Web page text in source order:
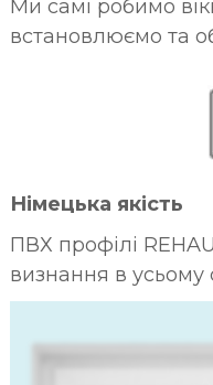
Ми самі робимо
встановлюємо та
Німецька якість
ПВХ профілі
визнання в усьому